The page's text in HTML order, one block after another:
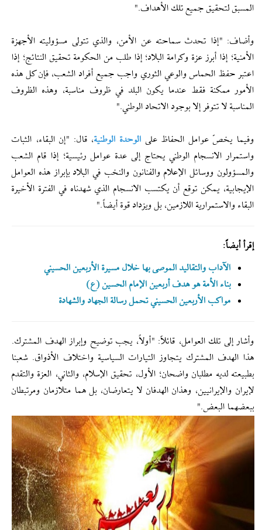
المسبق لتحقيق جميع تلك الأهداف."
وأضاف: "إذا تحدث سماحته عن الأمن، والذي تتولى مسؤوليته الأجهزة
الأمنية؛ إذا أبرز عزة وكرامة البلاد؛ إذا طلب من الحكومة تحقيق النتائج؛ إذا
اعتبر حفظ الحماس والوعي الثوري واجب جميع أفراد الشعب، فإن كل هذه
الأمور ممكنة فقط عندما يكون البلد في ظروف مناسبة، وهذه الظروف
المناسبة لا تتوفر إلا بوجود الاتحاد الوطني."
وفيما يخصّ عوامل الحفاظ علىالوحدة الوطنية، قال: "إن البقاء، الثبات
واستمرار الانسجام الوطني يحتاج إلى عدة عوامل رئيسية؛ إذا قام الشعب
والمسؤولون ووسائل الإعلام والفنانون والنخب في البلاد بإبراز هذه العوامل
الإيجابية، يمكن توقع أن يكتسب الانسجام الذي شهدناه في الفترة الأخيرة
البقاء والاستمرارية اللازمين، بل ويزداد قوة أيضاً."
إقرأ أيضاً:
الآداب والتقاليد الموصى بها خلال مسيرة الأربعين الحسيني
بناء الأمة هو هدف أربعين الإمام الحسين (ع)
مواكب الأربعين الحسيني تحمل رسالة الجهاد والشهادة
وأشار إلى تلك العوامل، قائلاً: "أولاً، يجب توضيح وإبراز الهدف المشترك.
هذا الهدف المشترك يتجاوز التيارات السياسية واختلاف الأذواق. شعبنا
بطبيعته لديه مطلبان واضحان؛ الأول، تحقيق الإسلام، والثاني، العزة والتقدم
لإيران والإيرانيين، وهذان الهدفان لا يتعارضان، بل هما متلازمان ومرتبطان
ببعضهما البعض."